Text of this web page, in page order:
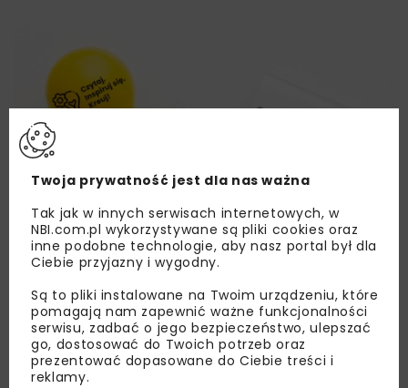
Twoja prywatność jest dla nas ważna
Tak jak w innych serwisach internetowych, w
NBI.com.pl wykorzystywane są pliki cookies oraz
inne podobne technologie, aby nasz portal był dla
Ciebie przyjazny i wygodny.
Są to pliki instalowane na Twoim urządzeniu, które
pomagają nam zapewnić ważne funkcjonalności
serwisu, zadbać o jego bezpieczeństwo, ulepszać
go, dostosować do Twoich potrzeb oraz
prezentować dopasowane do Ciebie treści i
reklamy.